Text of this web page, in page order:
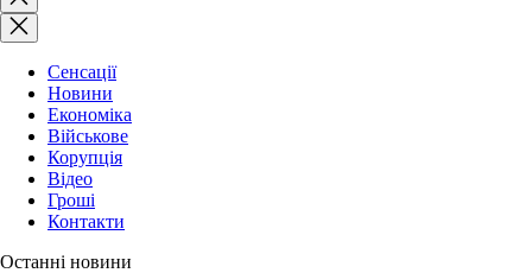
пошук
Сенсації
Новини
Економіка
Військове
Корупція
Відео
Гроші
Контакти
Останні новини